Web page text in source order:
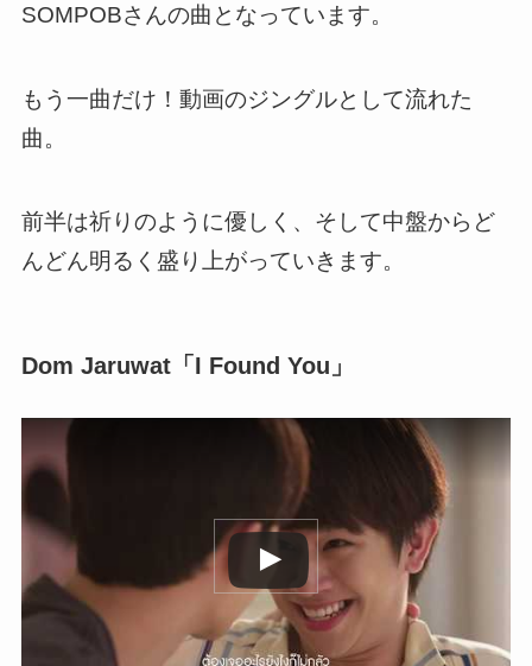
SOMPOBさんの曲となっています。
もう一曲だけ！動画のジングルとして流れた
曲。
前半は祈りのように優しく、そして中盤からど
んどん明るく盛り上がっていきます。
Dom Jaruwat「I Found You」
この動画を YouTube で視聴